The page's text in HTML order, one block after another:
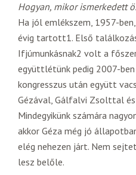
Hogyan, mikor ismerkedett
Ha jól emlékszem, 1957-
évig tartott1. Első
Ifjúmunkásnak2 volt a
együttlétünk pedig 2007-
kongresszus után együtt
Gézával, Gálfalvi Zsolttal és
Mindegyikünk számára
akkor Géza még jó
elég nehezen járt. Nem
lesz belőle.